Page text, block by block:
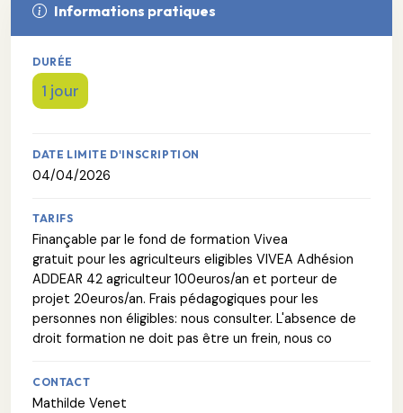
Informations pratiques
DURÉE
1 jour
DATE LIMITE D'INSCRIPTION
04/04/2026
TARIFS
Finançable par le fond de formation Vivea
gratuit pour les agriculteurs eligibles VIVEA Adhésion
ADDEAR 42 agriculteur 100euros/an et porteur de
projet 20euros/an. Frais pédagogiques pour les
personnes non éligibles: nous consulter. L'absence de
droit formation ne doit pas être un frein, nous co
CONTACT
Mathilde Venet